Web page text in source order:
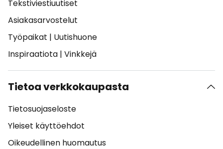
Tekstiviestiuutiset
Asiakasarvostelut
Työpaikat | Uutishuone
Inspiraatiota | Vinkkejä
Tietoa verkkokaupasta
Tietosuojaseloste
Yleiset käyttöehdot
Oikeudellinen huomautus